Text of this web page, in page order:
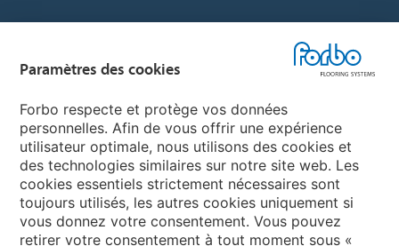
My Forbo
LEXIQUE
PLAN DU SITE
Paramètres des cookies
Forbo respecte et protège vos données
personnelles. Afin de vous offrir une expérience
utilisateur optimale, nous utilisons des cookies et
des technologies similaires sur notre site web. Les
cookies essentiels strictement nécessaires sont
toujours utilisés, les autres cookies uniquement si
vous donnez votre consentement. Vous pouvez
retirer votre consentement à tout moment sous «